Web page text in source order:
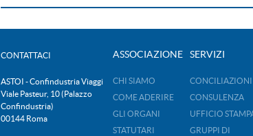
CONTATTACI
ASTOI - Confindustria Viaggi
Viale Pasteur, 10 (Palazzo
Confindustria)
00144 Roma
ASSOCIAZIONE
CHI SIAMO
COME ADERIRE
GLI ORGANI
STATUTARI
SERVIZI
CONCILIAZIONI
CONSULENZA
UFFICIO
GRUPPI DI